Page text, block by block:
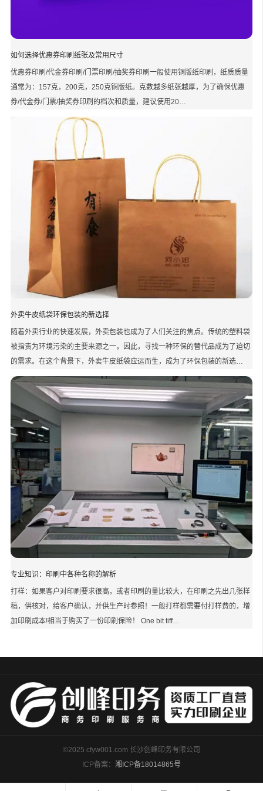
如何选择优惠券印刷纸张及常用尺寸
优惠券印刷/代金券印刷/门票印刷/抽奖券印刷一般使用铜版纸印刷，纸质质量
通常为：157克，200克，250克铜版纸。克数越多纸张越厚，为了确保优惠
券/代金券/门票/抽奖券印刷的档次和质量，建议使用20…
外卖牛皮纸袋环保包装的新选择
随着外卖行业的快速发展，外卖包装也成为了人们关注的焦点。传统的塑料袋
被指责为环境污染的主要来源之一，因此，寻找一种环保的替代品成为了迫切
的需求。在这个背景下，外卖牛皮纸袋应运而生，成为了环保包装的新选…
专业知识：印刷中各种名称的解析
打样：如果客户对印刷要求很高，或者印刷的量比较大，在印刷之先出几张样
稿，供核对，给客户确认，并供生产时参照！一般打样都需要付打样费的，增
加印刷成本!相当于购买了一份印刷保险！ One bit tiff…
©2025 cfyw001.com 长沙创峰印务有限公司
ICP备案： 湘ICP备18014865号